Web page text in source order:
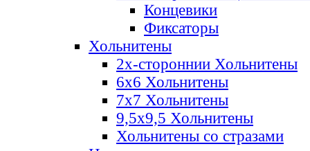
Концевики
Фиксаторы
Хольнитены
2х-стороннии Хольнитены
6х6 Хольнитены
7х7 Хольнитены
9,5х9,5 Хольнитены
Хольнитены со стразами